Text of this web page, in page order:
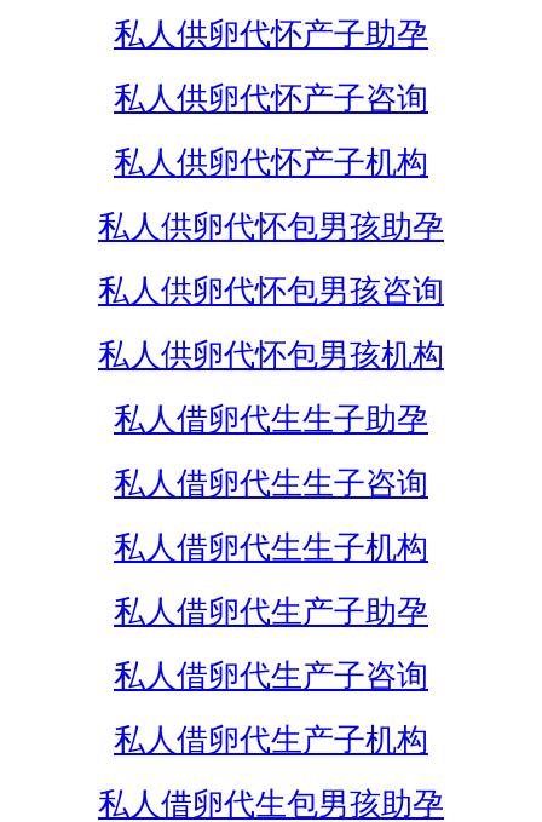
私人供卵代怀产子助孕
私人供卵代怀产子咨询
私人供卵代怀产子机构
私人供卵代怀包男孩助孕
私人供卵代怀包男孩咨询
私人供卵代怀包男孩机构
私人借卵代生生子助孕
私人借卵代生生子咨询
私人借卵代生生子机构
私人借卵代生产子助孕
私人借卵代生产子咨询
私人借卵代生产子机构
私人借卵代生包男孩助孕